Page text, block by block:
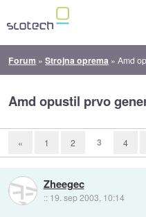
Forum »Strojna oprema »Amd
Amd opustil prvo
« 1 2 3 4
Zheegec
:: 19. sep 2003, 10:14